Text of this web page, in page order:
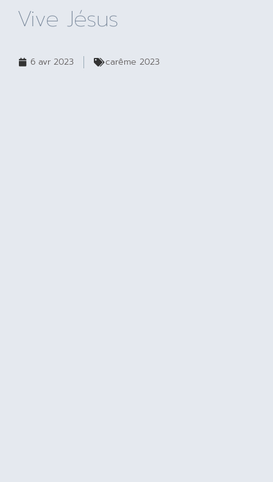
Vive Jésus
6 avr 2023 carême 2023